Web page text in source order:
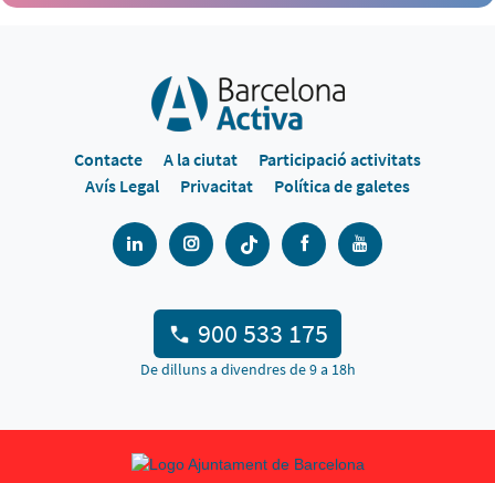
Contacte A la ciutat
Participació activitats
Avís Legal
Privacitat Política de galetes
900 533 175
De dilluns a divendres de 9 a 18h